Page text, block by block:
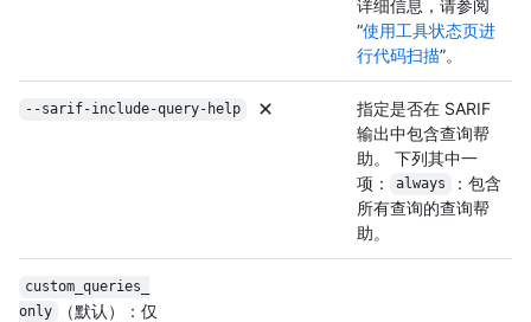
详细信息，请参阅
“使用工具状态页进
行代码扫描”。
--sarif-include-query-help
指定是否在 SARIF
输出中包含查询帮
助。 下列其中一
项：
always
：包含
所有查询的查询帮
助。
custom_queries_
only
（默认）：仅